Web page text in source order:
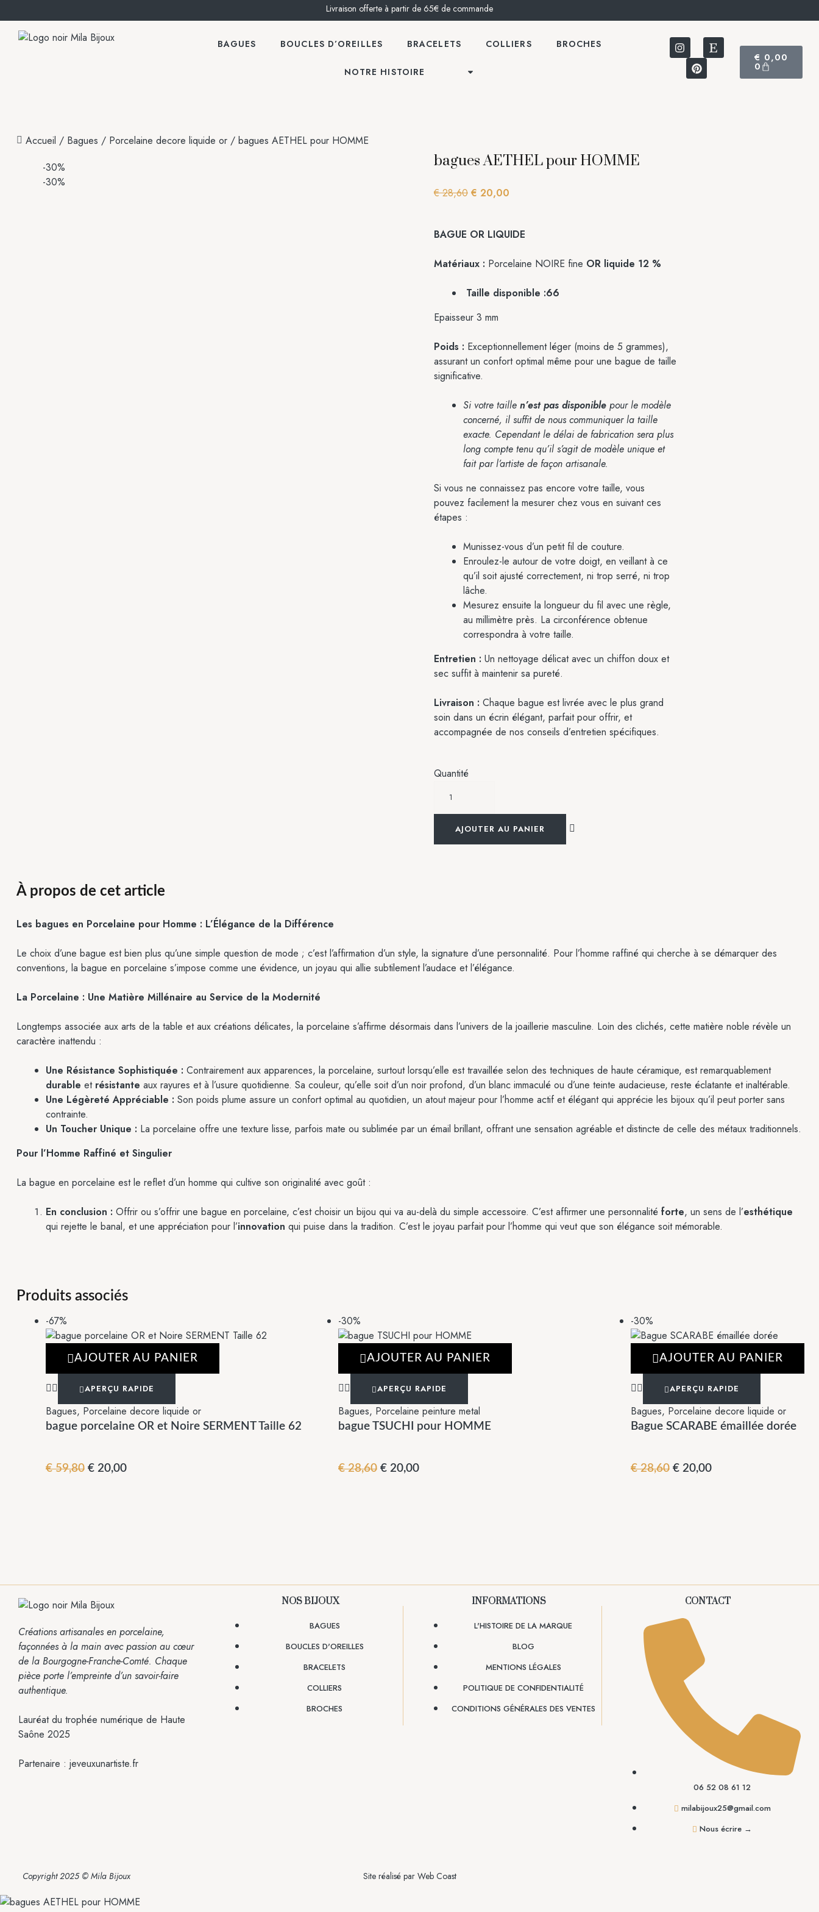
Livraison offerte à partir de 65€ de commande
BAGUES BOUCLES D’OREILLES BRACELETS COLLIERS BROCHES
NOTRE HISTOIRE
€ 0,00
0
Accueil / Bagues / Porcelaine decore liquide or / bagues AETHEL pour HOMME
-30%
-30%
bagues AETHEL pour HOMME
€28,60 € 20,00
BAGUE OR LIQUIDE
Matériaux : Porcelaine NOIRE fine OR liquide 12 %
Taille disponible :66
Epaisseur 3 mm
Poids : Exceptionnellement léger (moins de 5 grammes),
assurant un confort optimal même pour une bague de taille
significative.
Si votre taille n’est pas disponible pour le modèle
concerné, il suffit de nous communiquer la taille
exacte. Cependant le délai de fabrication sera plus
long compte tenu qu’il s’agit de modèle unique et
fait par l’artiste de façon artisanale.
Si vous ne connaissez pas encore votre taille, vous
pouvez facilement la mesurer chez vous en suivant ces
étapes :
Munissez-vous d’un petit fil de couture.
Enroulez-le autour de votre doigt, en veillant à ce
qu’il soit ajusté correctement, ni trop serré, ni trop
lâche.
Mesurez ensuite la longueur du fil avec une règle,
au millimètre près. La circonférence obtenue
correspondra à votre taille.
Entretien : Un nettoyage délicat avec un chiffon doux et
sec suffit à maintenir sa pureté.
Livraison : Chaque bague est livrée avec le plus grand
soin dans un écrin élégant, parfait pour offrir, et
accompagnée de nos conseils d’entretien spécifiques.
Quantité
AJOUTER AU PANIER
À propos de cet article
Les bagues en Porcelaine pour Homme : L’Élégance de la Différence
Le choix d’une bague est bien plus qu’une simple question de mode ; c’est l’affirmation d’un style, la signature d’une personnalité. Pour l’homme raffiné qui cherche à se démarquer des
conventions, la bague en porcelaine s’impose comme une évidence, un joyau qui allie subtilement l’audace et l’élégance.
La Porcelaine : Une Matière Millénaire au Service de la Modernité
Longtemps associée aux arts de la table et aux créations délicates, la porcelaine s’affirme désormais dans l’univers de la joaillerie masculine. Loin des clichés, cette matière noble révèle un
caractère inattendu :
Une Résistance Sophistiquée : Contrairement aux apparences, la porcelaine, surtout lorsqu’elle est travaillée selon des techniques de haute céramique, est remarquablement
durable et résistante aux rayures et à l’usure quotidienne. Sa couleur, qu’elle soit d’un noir profond, d’un blanc immaculé ou d’une teinte audacieuse, reste éclatante et inaltérable.
Une Légèreté Appréciable : Son poids plume assure un confort optimal au quotidien, un atout majeur pour l’homme actif et élégant qui apprécie les bijoux qu’il peut porter sans
contrainte.
Un Toucher Unique : La porcelaine offre une texture lisse, parfois mate ou sublimée par un émail brillant, offrant une sensation agréable et distincte de celle des métaux traditionnels.
Pour l’Homme Raffiné et Singulier
La bague en porcelaine est le reflet d’un homme qui cultive son originalité avec goût :
En conclusion : Offrir ou s’offrir une bague en porcelaine, c’est choisir un bijou qui va au-delà du simple accessoire. C’est affirmer une personnalité forte, un sens de l’esthétique
qui rejette le banal, et une appréciation pour l’innovation qui puise dans la tradition. C’est le joyau parfait pour l’homme qui veut que son élégance soit mémorable.
Produits associés
-67%
AJOUTER AU PANIER
APERÇU RAPIDE
Bagues, Porcelaine decore liquide or
bague porcelaine OR et Noire SERMENT Taille 62
€59,80 € 20,00
-30%
AJOUTER AU PANIER
APERÇU RAPIDE
Bagues, Porcelaine peinture metal
bague TSUCHI pour HOMME
€28,60 € 20,00
-30%
AJOUTER AU PANIER
APERÇU RAPIDE
Bagues, Porcelaine decore liquide or
Bague SCARABE émaillée dorée
€28,60 € 20,00
Créations artisanales en porcelaine,
façonnées à la main avec passion au cœur
de la Bourgogne-Franche-Comté. Chaque
pièce porte l’empreinte d’un savoir-faire
authentique.
Lauréat du trophée numérique de Haute
Saône 2025
Partenaire : jeveuxunartiste.fr
NOS BIJOUX
BAGUES
BOUCLES D'OREILLES
BRACELETS
COLLIERS
BROCHES
INFORMATIONS
L'HISTOIRE DE LA MARQUE
BLOG
MENTIONS LÉGALES
POLITIQUE DE CONFIDENTIALITÉ
CONDITIONS GÉNÉRALES DES VENTES
CONTACT
06 52 08 61 12
milabijoux25@gmail.com
Nous écrire →
Copyright 2025 © Mila Bijoux Site réalisé par Web Coast